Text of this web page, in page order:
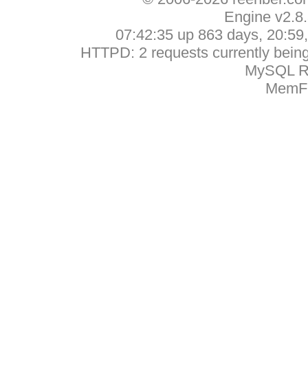
Engine
07:42:35 up 863 days,
HTTPD: 2 requests currently
MySQL